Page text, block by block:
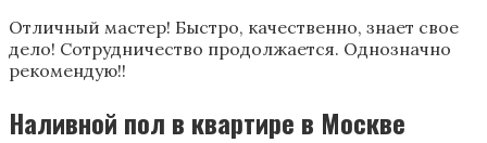
Отличный мастер! Быстро, качественно, знает свое
дело! Сотрудничество продолжается. Однозначно
рекомендую!!
Наливной пол в квартире в Москве